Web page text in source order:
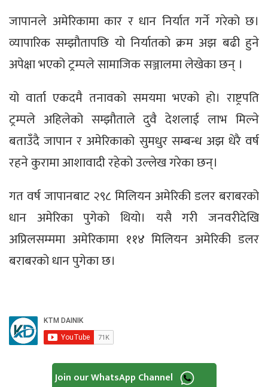
जापानले अमेरिकामा कार र धान निर्यात गर्ने गरेको छ।
व्यापारिक सम्झौतापछि यो निर्यातको क्रम अझ बढी हुने
अपेक्षा भएको ट्रम्पले सामाजिक सञ्जालमा लेखेका छन् ।
यो वार्ता एकदमै तनावको समयमा भएको हो। राष्ट्रपति
ट्रम्पले अहिलेको सम्झौताले दुवै देशलाई लाभ मिल्ने
बताउँदै जापान र अमेरिकाको सुमधुर सम्बन्ध अझ धेरै वर्ष
रहने कुरामा आशावादी रहेको उल्लेख गरेका छन्।
गत वर्ष जापानबाट २९८ मिलियन अमेरिकी डलर बराबरको
धान अमेरिका पुगेको थियो। यसै गरी जनवरीदेखि
अप्रिलसम्ममा अमेरिकामा ११४ मिलियन अमेरिकी डलर
बराबरको धान पुगेका छ।
Join our WhatsApp Channel